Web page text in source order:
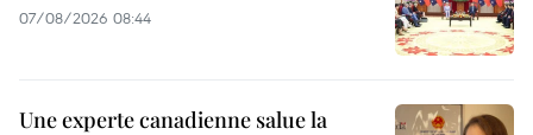
07/08/2026 08:44
Une experte canadienne salue la